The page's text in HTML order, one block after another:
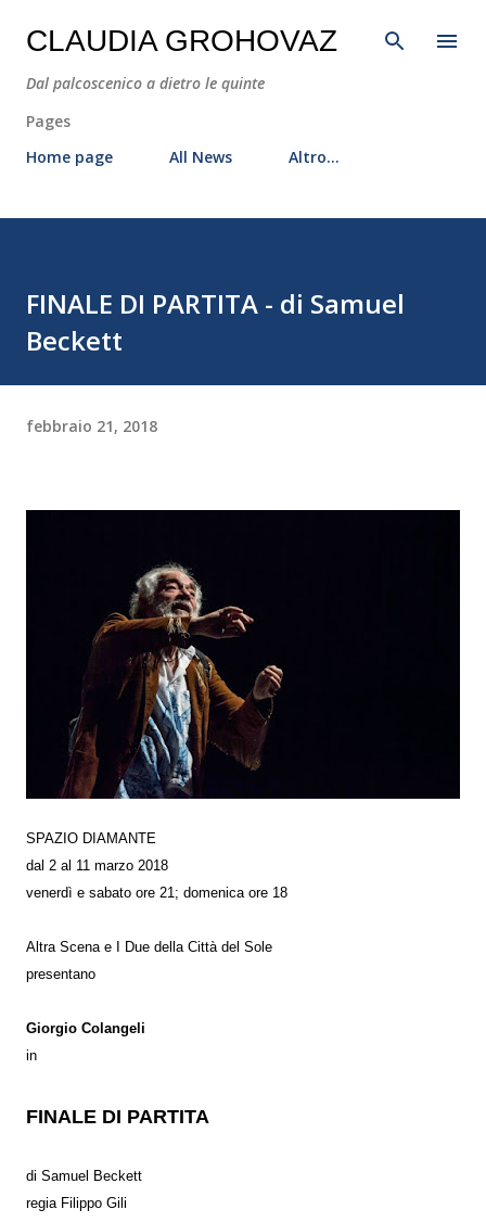
Passa ai contenuti principali
CLAUDIA GROHOVAZ
Dal palcoscenico a dietro le quinte
Pages
Home page
All News Altro…
FINALE DI PARTITA - di Samuel
Beckett
febbraio 21, 2018
SPAZIO DIAMANTE
dal 2 al 11 marzo 2018
venerdì e sabato ore 21; domenica ore 18
Altra Scena e I Due della Città del Sole
presentano
Giorgio Colangeli
in
FINALE DI PARTITA
di Samuel Beckett
regia Filippo Gili